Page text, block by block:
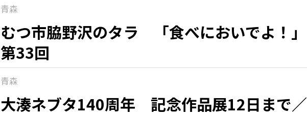
青森
むつ市脇野沢のタラ 「食べにおいでよ！」
第33回
青森
大湊ネブタ140周年 記念作品展12日まで／